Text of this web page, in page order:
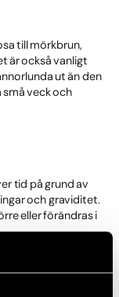
till mörkbrun,
är också vanligt
ut än den
små veck och
tid på grund av
och graviditet.
eller förändras i